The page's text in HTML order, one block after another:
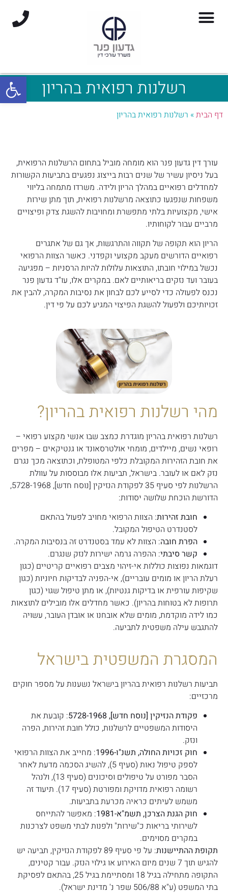
פתח רשלנות רפואית בהריון
דף הבית» רשלנות רפואית בהריון
עורך דין גדעון פנר הוא מומחה מוביל בתחום הרשלנות הרפואית,
בעל ניסיון עשיר של שנים רבות בייצוג נפגעים בתביעות הקשורות
למחדלים רפואיים במהלך הריון ולידה. משרדו מתמחה בליווי
משפחות שנפגעו כתוצאה מרשלנות רפואית, תוך מתן שירות
אישי, מקצועיות בלתי מתפשרת ומחויבות להשגת צדק ופיצויים
מרביים עבור לקוחותיו.
הריון הוא תקופה של תקווה והתרגשות, אך גם של אתגרים
רפואיים הדורשים מעקב מקצועי וקפדני. כאשר הצוות הרפואי
נכשל במילוי חובתו, התוצאות עלולות להיות הרסניות – מפגיעה
בעובר ועד נזקים בריאותיים לאם. במקרים אלו, עו"ד גדעון פנר
נכנס לפעולה כדי לסייע לכם לבחון את נסיבות המקרה, להבין את
זכויותיכם ולפעול להשגת הפיצוי המגיע לכם על פי דין.
מהי רשלנות רפואית בהריון?
רשלנות רפואית בהריון מוגדרת כמצב שבו אנשי מקצוע רפואי –
רופאי נשים, מיילדים, מומחי אולטרסאונד או גנטיקאים – מפרים
את חובת הזהירות המקובלת כלפי המטופלת, וכתוצאה מכך נגרם
נזק לאם או לעובר. בישראל, תביעות אלו מבוססות על עוולת
הרשלנות לפי סעיף 35 לפקודת הנזיקין [נוסח חדש], 5728-1968,
הדורשת הוכחת שלושה יסודות:
חובת זהירות: הצוות הרפואי מחויב לפעול בהתאם
לסטנדרט הטיפול המקובל.
הפרת חובה: הצוות לא עמד בסטנדרט זה בנסיבות המקרה.
קשר סיבתי: ההפרה גרמה ישירות לנזק שנגרם.
דוגמאות נפוצות כוללות אי-זיהוי מצבים רפואיים קריטיים (כגון
רעלת הריון או מומים עובריים), אי-הפניה לבדיקות חיוניות (כגון
שקיפות עורפית או בדיקות גנטיות), או מתן טיפול שגוי (כגון
תרופות לא בטוחות בהריון). כאשר מחדלים אלו מובילים לתוצאות
כמו לידה מוקדמת, מומים שלא אובחנו או אובדן העובר, עשויה
להתגבש עילה משפטית לתביעה.
המסגרת המשפטית בישראל
תביעות רשלנות רפואית בהריון בישראל נשענות על מספר חוקים
מרכזיים:
פקודת הנזיקין [נוסח חדש], 5728-1968
: קובעת את
היסודות המשפטיים לרשלנות, כולל חובת זהירות, הפרה
ונזק.
חוק זכויות החולה, תשנ"ו-1996
: מחייב את הצוות הרפואי
לספק טיפול נאות (סעיף 5), להשיג הסכמה מדעת לאחר
הסבר מפורט על טיפולים וסיכונים (סעיף 13), ולנהל
רשומה רפואית מדויקת ומפורטת (סעיף 17). תיעוד זה
משמש לעיתים כראיה מכרעת בתביעות.
חוק הגנת הצרכן, תשמ"א-1981
: מאפשר להתייחס
לשירותי בריאות כ"שירות" ולפנות לבתי משפט לצרכנות
במקרים מסוימים.
תקופת ההתיישנות
: על פי סעיף 89 לפקודת הנזיקין, תביעה יש
להגיש תוך 7 שנים מיום האירוע או גילוי הנזק. עבור קטינים,
התקופה מתחילה בגיל 18 ומסתיימת בגיל 25, בהתאם לפסיקת
בתי המשפט (ע"א 506/88 שפר נ' מדינת ישראל).